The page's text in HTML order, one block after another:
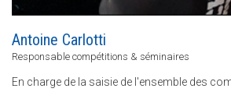
Antoine Carlotti
Responsable compétitions & séminaires
En charge de la saisie de l'ensemble des